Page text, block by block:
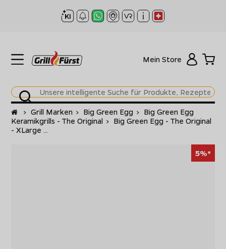
Mein Store
Startseite
> Grill Marken > Big Green Egg > Big Green Egg
Keramikgrills - The Original > Big Green Egg - The Original
- XLarge ...
5%*